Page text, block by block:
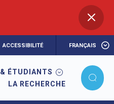
ACCESSIBILITÉ FRANÇAIS
ÉTUDIANTS
LA RECHERCHE